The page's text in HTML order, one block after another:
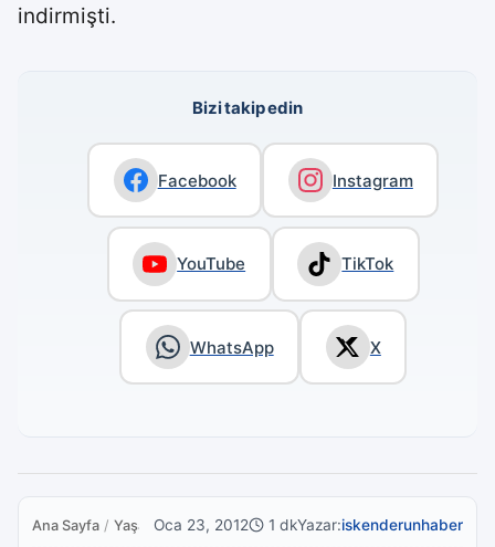
indirmişti.
Bizi takip edin
Facebook Instagram
YouTube TikTok
WhatsApp X
Ana Sayfa / YaşamOca 23, 2012 1 dkYazar:iskenderunhaber